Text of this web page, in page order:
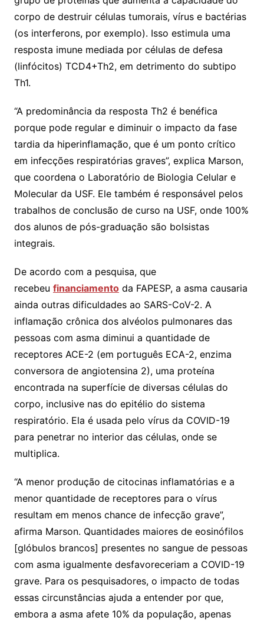
corpo de destruir células tumorais, vírus e bactérias
(os interferons, por exemplo). Isso estimula uma
resposta imune mediada por células de defesa
(linfócitos) TCD4+Th2, em detrimento do subtipo
Th1.
“A predominância da resposta Th2 é benéfica
porque pode regular e diminuir o impacto da fase
tardia da hiperinflamação, que é um ponto crítico
em infecções respiratórias graves”, explica Marson,
que coordena o Laboratório de Biologia Celular e
Molecular da USF. Ele também é responsável pelos
trabalhos de conclusão de curso na USF, onde 100%
dos alunos de pós-graduação são bolsistas
integrais.
De acordo com a pesquisa, que
recebeu financiamentoda FAPESP, a asma causaria
ainda outras dificuldades ao SARS-CoV-2. A
inflamação crônica dos alvéolos pulmonares das
pessoas com asma diminui a quantidade de
receptores ACE-2 (em português ECA-2, enzima
conversora de angiotensina 2), uma proteína
encontrada na superfície de diversas células do
corpo, inclusive nas do epitélio do sistema
respiratório. Ela é usada pelo vírus da COVID-19
para penetrar no interior das células, onde se
multiplica.
“A menor produção de citocinas inflamatórias e a
menor quantidade de receptores para o vírus
resultam em menos chance de infecção grave”,
afirma Marson. Quantidades maiores de eosinófilos
[glóbulos brancos] presentes no sangue de pessoas
com asma igualmente desfavoreceriam a COVID-19
grave. Para os pesquisadores, o impacto de todas
essas circunstâncias ajuda a entender por que,
embora a asma afete 10% da população, apenas